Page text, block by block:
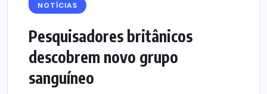
NOTÍCIAS
Pesquisadores britânicos
descobrem novo grupo
sanguíneo